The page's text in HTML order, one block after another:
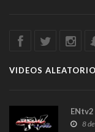
VIDEOS
8